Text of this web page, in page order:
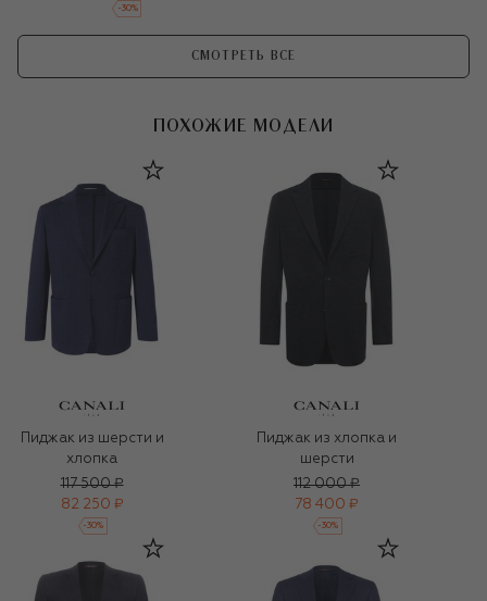
-30%
СМОТРЕТЬ ВСЕ
ПОХОЖИЕ МОДЕЛИ
Пиджак из шерсти и
хлопка
117 500 ₽
82 250 ₽
-30%
Пиджак из хлопка и
шерсти
112 000 ₽
78 400 ₽
-30%